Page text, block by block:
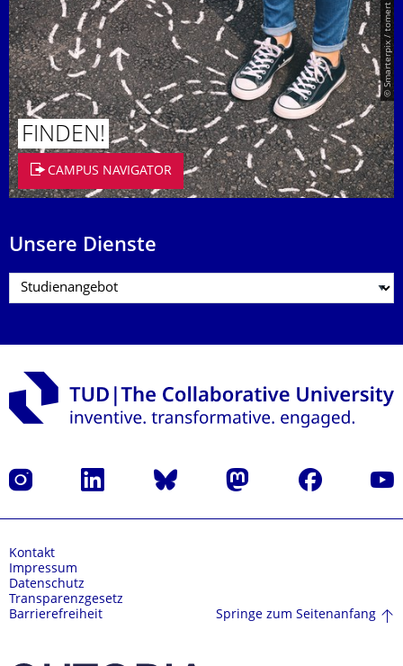
© Smarterpix / tomert
FINDEN!
CAMPUS NAVIGATOR
Unsere Dienste
Instagram LinkedIn Bluesky Mastodon Facebook
Kontakt
Impressum
Datenschutz
Transparenzgesetz
Barrierefreiheit
Springe zum Seitenanfang